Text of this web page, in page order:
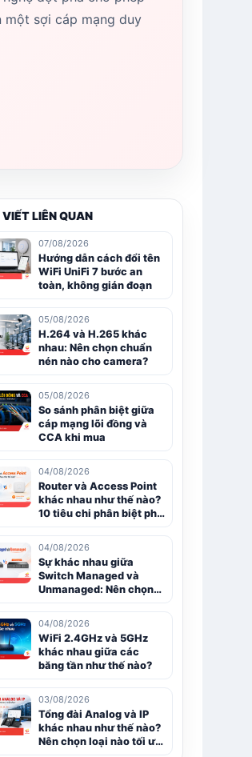
sợi cáp mạng duy
LIÊN QUAN
07/08/2026
Hướng dẫn cách đổi tên
WiFi UniFi 7 bước an
toàn, không gián đoạn
05/08/2026
H.264 và H.265 khác
nhau: Nên chọn chuẩn
nén nào cho camera?
05/08/2026
So sánh phân biệt giữa
cáp mạng lõi đồng và
CCA khi mua
04/08/2026
Router và Access Point
khác nhau như thế nào?
10 tiêu chi phân biệt phổ
04/08/2026
Sự khác nhau giữa
Switch Managed và
Unmanaged: Nên chọn
04/08/2026
WiFi 2.4GHz và 5GHz
khác nhau giữa các
băng tần như thế nào?
03/08/2026
Tổng đài Analog và IP
khác nhau như thế nào?
Nên chọn loại nào tối ưu